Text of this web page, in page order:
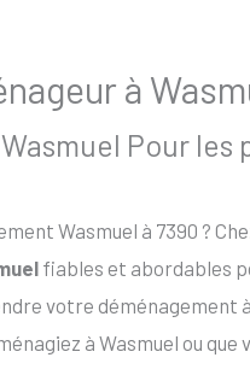
à
Pour
Wasmuel à 7390 ?
fiables et abordables
votre déménagement
à Wasmuel ou que